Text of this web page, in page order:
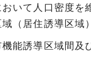
いて人口密度
（居住誘導区域
能誘導区域間